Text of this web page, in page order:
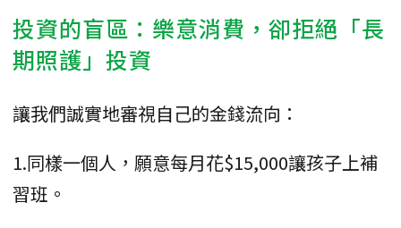
投資的盲區：樂意消費，卻拒絕「長
期照護」投資
讓我們誠實地審視自己的金錢流向：
1.同樣一個人，願意每月花$15,000讓孩子上補
習班。